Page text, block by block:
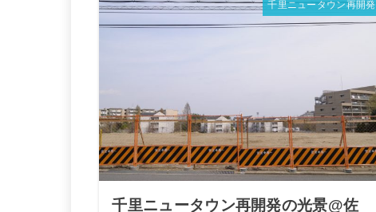
千里ニュータウン再開発
千里ニュータウン再開発の光景@佐